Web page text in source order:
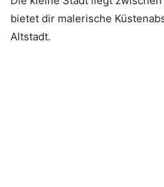
bietet dir malerische
Altstadt.